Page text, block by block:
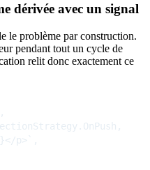
dérivée avec un signal
le problème par construction.
pendant tout un cycle de
relit donc exactement ce
p>`,